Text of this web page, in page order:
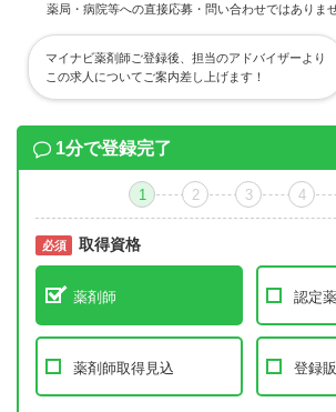
薬局・病院等への直接応募・問い合わせではありま
マイナビ薬剤師ご登録後、担当のアドバイザーより
この求人についてご案内差し上げます！
1分で登録完了
1 2 3 4
必須 取得資格
薬剤師 認定
薬剤師取得見込 登録